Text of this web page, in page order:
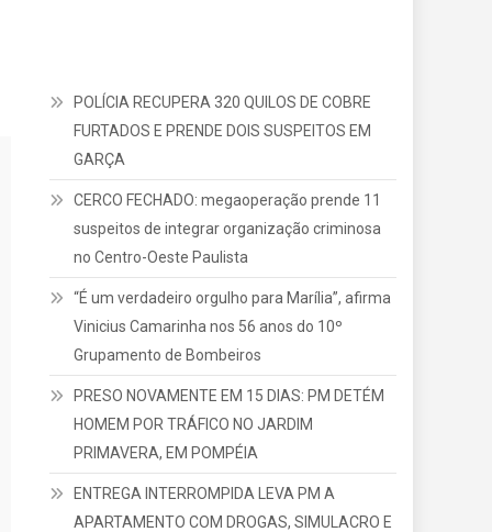
POLÍCIA RECUPERA 320 QUILOS DE COBRE
FURTADOS E PRENDE DOIS SUSPEITOS EM
GARÇA
CERCO FECHADO: megaoperação prende 11
suspeitos de integrar organização criminosa
no Centro-Oeste Paulista
“É um verdadeiro orgulho para Marília”, afirma
Vinicius Camarinha nos 56 anos do 10º
Grupamento de Bombeiros
PRESO NOVAMENTE EM 15 DIAS: PM DETÉM
HOMEM POR TRÁFICO NO JARDIM
PRIMAVERA, EM POMPÉIA
ENTREGA INTERROMPIDA LEVA PM A
APARTAMENTO COM DROGAS, SIMULACRO E